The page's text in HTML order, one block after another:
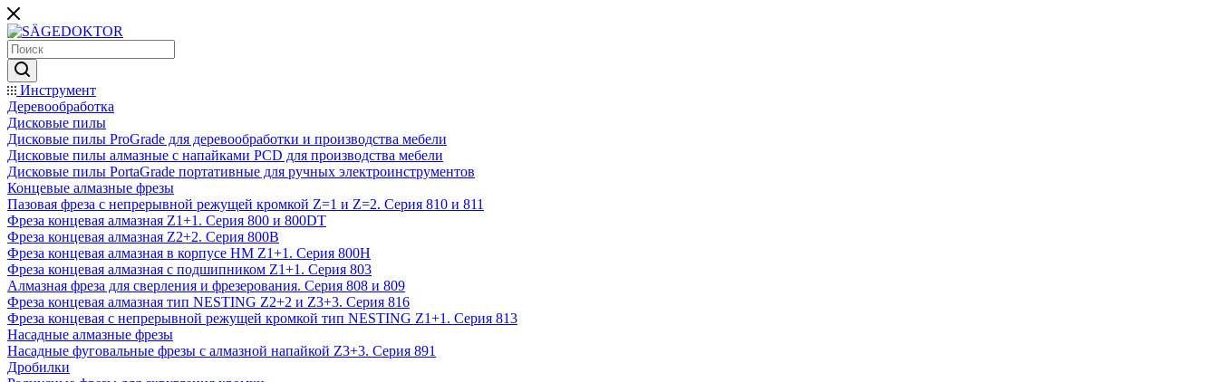
Инструмент
Деревообработка
Дисковые пилы
Дисковые пилы ProGrade для деревообработки и производства мебели
Дисковые пилы алмазные с напайками PCD для производства мебели
Дисковые пилы PortaGrade портативные для ручных электроинструментов
Концевые алмазные фрезы
Пазовая фреза с непрерывной режущей кромкой Z=1 и Z=2. Серия 810 и 811
Фреза концевая алмазная Z1+1. Серия 800 и 800DT
Фреза концевая алмазная Z2+2. Серия 800B
Фреза концевая алмазная в корпусе НМ Z1+1. Серия 800H
Фреза концевая алмазная с подшипником Z1+1. Серия 803
Алмазная фреза для сверления и фрезерования. Серия 808 и 809
Фреза концевая алмазная тип NESTING Z2+2 и Z3+3. Серия 816
Фреза концевая с непрерывной режущей кромкой тип NESTING Z1+1. Серия 813
Насадные алмазные фрезы
Насадные фуговальные фрезы с алмазной напайкой Z3+3. Серия 891
Дробилки